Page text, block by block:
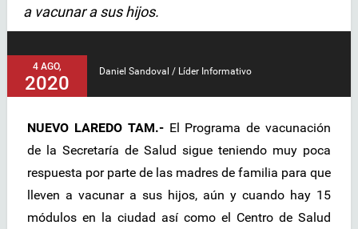
a vacunar a sus hijos.
4 AGO,
2020
Daniel Sandoval / Líder Informativo
NUEVO LAREDO TAM.-El Programa de vacunación
de la Secretaría de Salud sigue teniendo muy poca
respuesta por parte de las madres de familia para que
lleven a vacunar a sus hijos, aún y cuando hay 15
módulos en la ciudad así como el Centro de Salud